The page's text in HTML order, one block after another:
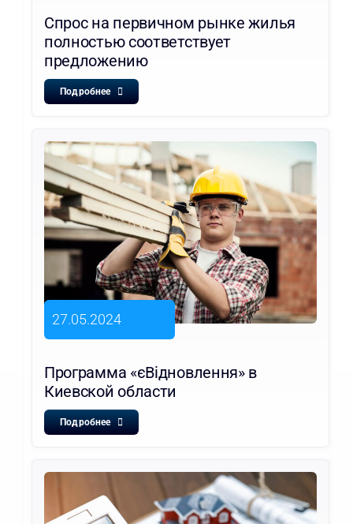
Спрос на первичном рынке жилья
полностью соответствует
предложению
Подробнее
27.05.2024
Программа «єВідновлення» в
Киевской области
Подробнее